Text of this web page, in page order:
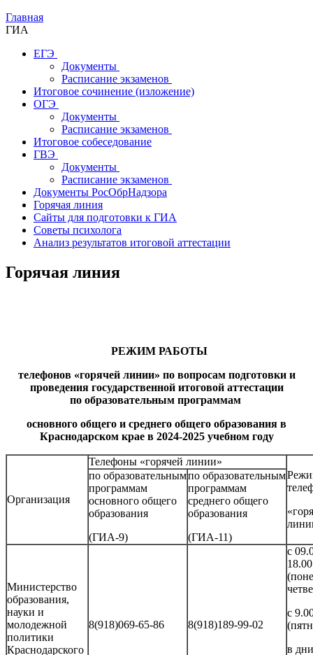
Главная
ГИА
ЕГЭ
Документы
Расписание экзаменов
Итоговое сочинение (изложение)
ОГЭ
Документы
Расписание экзаменов
Итоговое собеседование
ГВЭ
Документы
Расписание экзаменов
Документы РосОбрНадзора
Горячая линия
Сайты для подготовки к ГИА
Советы психолога
Анализ результатов итоговой аттестации
Горячая линия
РЕЖИМ РАБОТЫ
телефонов «горячей линии» по вопросам подготовки и
проведения государственной итоговой аттестации
по образовательным программам
основного общего и среднего общего образования в
Краснодарском крае в 2024-2025 учебном году
Организация
Телефоны «горячей линии»
по образовательным
программам
основного общего
образования
(ГИА-9)
по образовательным
программам
среднего общего
образования
(ГИА-11)
Министерство
образования,
науки и
молодежной
политики
Краснодарского
8(918)069-65-86 8(918)189-99-02
с
с
в дни